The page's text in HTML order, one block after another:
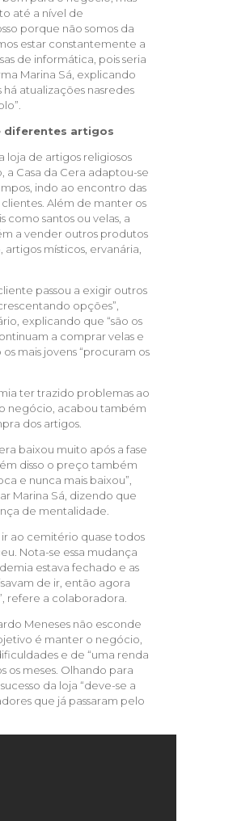
até a nível de
porque não somos da
estar constantemente a
de informática, pois seria
Marina Sá, explicando
há atualizações nasredes
diferentes artigos
loja de artigos religiosos
a Casa da Cera adaptou-se
indo ao encontro das
Além de manter os
como santos ou velas, a
a vender outros produtos
místicos, ervanária,
passou a exigir outros
opções”,
explicando que “são os
a comprar velas e
mais jovens “procuram os
ter trazido problemas ao
negócio, acabou também
dos artigos.
baixou muito após a fase
disso o preço também
e nunca mais baixou”,
Marina Sá, dizendo que
de mentalidade.
ao cemitério quase todos
Nota-se essa mudança
estava fechado e as
de ir, então agora
refere a colaboradora.
Meneses não esconde
é manter o negócio,
e de “uma renda
os meses. Olhando para
da loja “deve-se a
que já passaram pelo